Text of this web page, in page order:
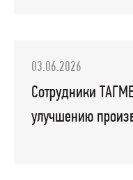
03.06.2026
Сотрудники
улучшению